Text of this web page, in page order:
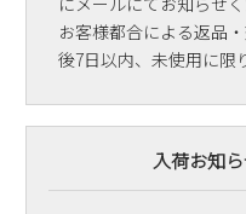
お客様都合による返品
後7日以内、未使用に限
入荷お知